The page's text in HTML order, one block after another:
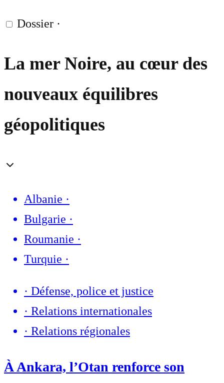
Dossier ·
La mer Noire, au cœur des
nouveaux équilibres
géopolitiques
Albanie ·
Bulgarie ·
Roumanie ·
Turquie ·
· Défense, police et justice
· Relations internationales
· Relations régionales
À Ankara, l’Otan renforce son